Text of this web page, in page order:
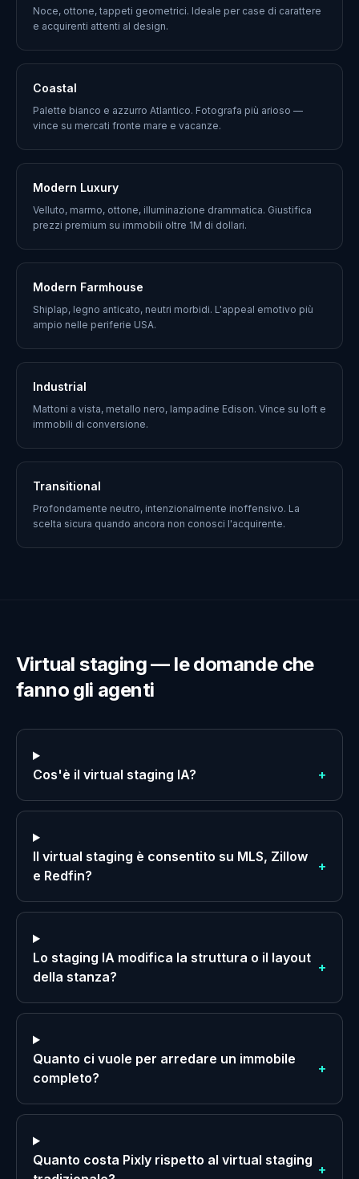
Noce, ottone, tappeti geometrici. Ideale per case di carattere
e acquirenti attenti al design.
Coastal
Palette bianco e azzurro Atlantico. Fotografa più arioso —
vince su mercati fronte mare e vacanze.
Modern Luxury
Velluto, marmo, ottone, illuminazione drammatica. Giustifica
prezzi premium su immobili oltre 1M di dollari.
Modern Farmhouse
Shiplap, legno anticato, neutri morbidi. L'appeal emotivo più
ampio nelle periferie USA.
Industrial
Mattoni a vista, metallo nero, lampadine Edison. Vince su loft e
immobili di conversione.
Transitional
Profondamente neutro, intenzionalmente inoffensivo. La
scelta sicura quando ancora non conosci l'acquirente.
Virtual staging — le domande che
fanno gli agenti
Cos'è il virtual staging IA? +
Il virtual staging è consentito su MLS, Zillow
e Redfin?
+
Lo staging IA modifica la struttura o il layout
della stanza?
+
Quanto ci vuole per arredare un immobile
completo?
+
Quanto costa Pixly rispetto al virtual staging
+